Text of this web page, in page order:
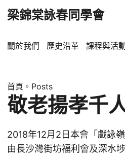
梁錦棠詠春同學會
關於我們 歷史沿革 課程與活
首頁 » Posts
敬老揚孝千
2018年12月2日本會「戲詠
由長沙灣街坊福利會及深水